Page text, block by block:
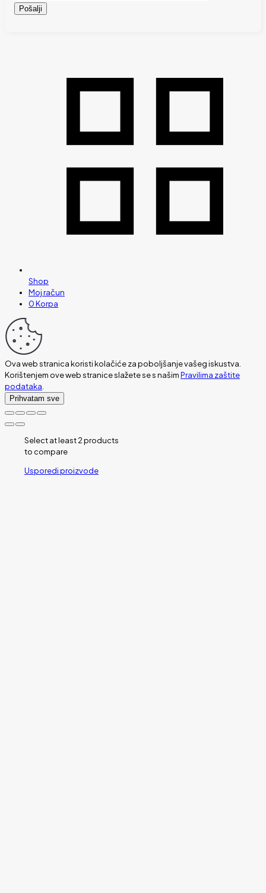
Shop
Moj račun
0Korpa
Ova web stranica koristi kolačiće za poboljšanje vašeg iskustva.
Korištenjem ove web stranice slažete se s našimPravilima zaštite
podataka.
Prihvatam sve
Select at least 2 products
to compare
Usporedi proizvode